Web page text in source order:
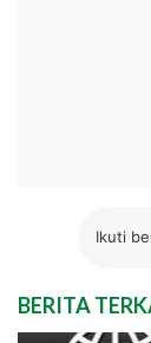
Ikuti
BERITA